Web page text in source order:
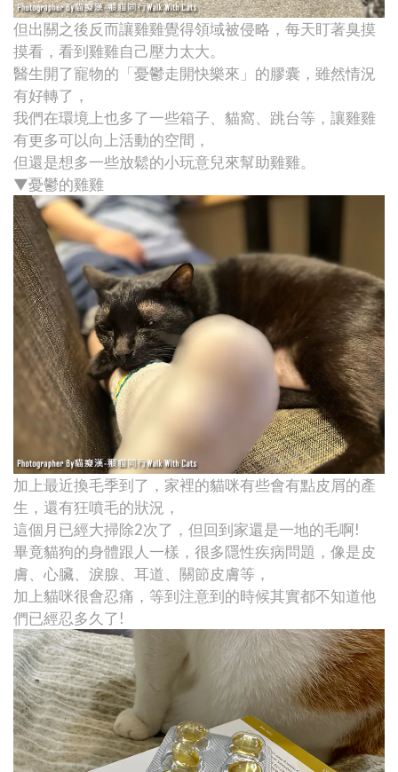
但出關之後反而讓雞雞覺得領域被侵略，每天盯著臭摸
摸看，看到雞雞自己壓力太大。
醫生開了寵物的「憂鬱走開快樂來」的膠囊，雖然情況
有好轉了，
我們在環境上也多了一些箱子、貓窩、跳台等，讓雞雞
有更多可以向上活動的空間，
但還是想多一些放鬆的小玩意兒來幫助雞雞。
▼憂鬱的雞雞
加上最近換毛季到了，家裡的貓咪有些會有點皮屑的產
生，還有狂噴毛的狀況，
這個月已經大掃除2次了，但回到家還是一地的毛啊!
畢竟貓狗的身體跟人一樣，很多隱性疾病問題，像是皮
膚、心臟、淚腺、耳道、關節皮膚等，
加上貓咪很會忍痛，等到注意到的時候其實都不知道他
們已經忍多久了!